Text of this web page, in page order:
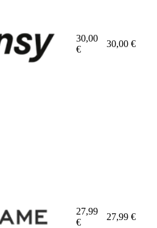
30,00
€
30,00 €
27,99
€
27,99 €